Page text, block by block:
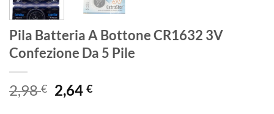
Pila Batteria A Bottone CR1632 3V
Confezione Da 5 Pile
2,98€ Il
prezzo
2,64€Il